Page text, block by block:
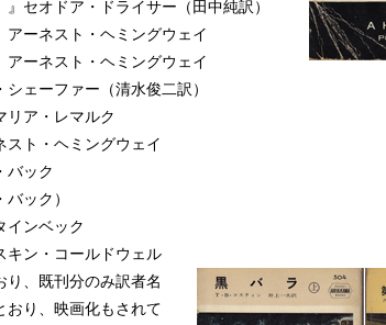
セオドア・ドライサー（田中純訳）
ーネスト・ヘミングウェイ
ーネスト・ヘミングウェイ
ェーファー（清水俊二訳）
ア・レマルク
ト・ヘミングウェイ
バック
ック）
ンベック
ン・コールドウェル
、既刊分のみ訳者名
おり、映画化もされて